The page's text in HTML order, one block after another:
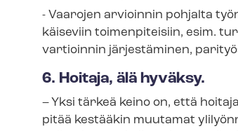
- Vaarojen arvioinnin pohjalta
käi­se­viin toimenpiteisiin, esim.
vartioinnin järjestäminen,
6. Hoitaja, älä hyväksy.
– Yksi tärkeä keino on, että
pitää kestääkin muutamat